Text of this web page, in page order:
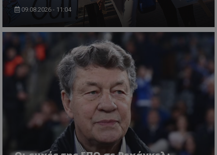
09.08.2026 - 11:04